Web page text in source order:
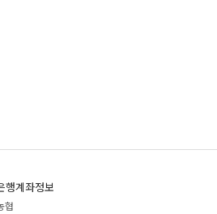
행계좌정보
협